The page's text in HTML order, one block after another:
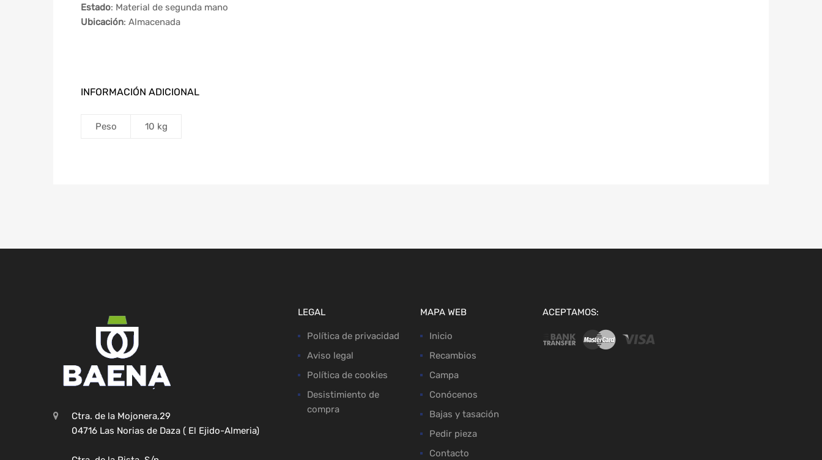
Estado: Material de segunda mano
Ubicación: Almacenada
INFORMACIÓN ADICIONAL
Peso 10 kg
Ctra. de la Mojonera,29
04716 Las Norias de Daza ( El Ejido-Almeria)
LEGAL
Política de privacidad
Aviso legal
Política de cookies
Desistimiento de
compra
MAPA WEB
Inicio
Recambios
Campa
Conócenos
Bajas y tasación
Pedir pieza
Contacto
ACEPTAMOS: